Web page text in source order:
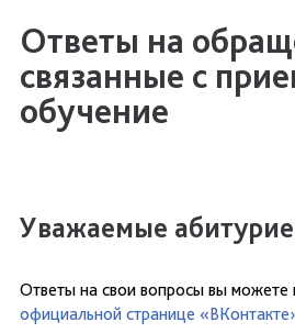
Ответы на
связанные с
обучение
Уважаемые
Ответы на свои вопросы вы можете
официальной странице